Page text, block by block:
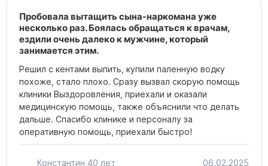
Пробовала вытащить сына-наркомана уже
несколько раз. Боялась обращаться к врачам,
ездили очень далеко к мужчине, который
занимается этим.
Решил с кентами выпить, купили паленную водку
похоже, стало плохо. Сразу вызвал скорую помощь
клиники Выздоровления, приехали и оказали
медицинскую помощь, также объяснили что делать
дальше. Спасибо клинике и персоналу за
оперативную помощь, приехали быстро!
Константин, 40 лет 06.02.2025